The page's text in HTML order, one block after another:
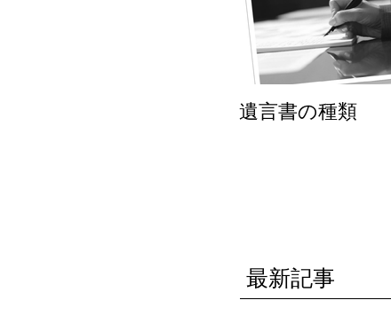
遺言書の種類
最新記事